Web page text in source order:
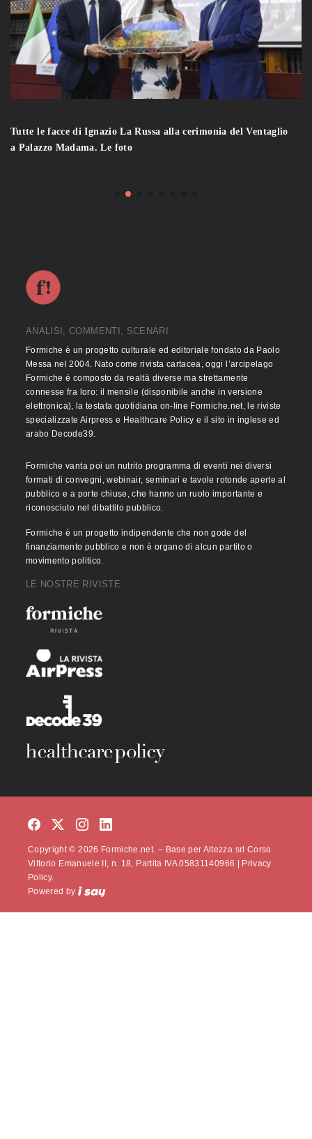
Tutte le facce di Ignazio La Russa alla cerimonia del Ventaglio
a Palazzo Madama. Le foto
ANALISI, COMMENTI, SCENARI
Formiche è un progetto culturale ed editoriale fondato da Paolo
Messa nel 2004. Nato come rivista cartacea, oggi l’arcipelago
Formiche è composto da realtà diverse ma strettamente
connesse fra loro: il mensile (disponibile anche in versione
elettronica), la testata quotidiana on-line Formiche.net, le riviste
specializzate Airpress e Healthcare Policy e il sito in inglese ed
arabo Decode39.
Formiche vanta poi un nutrito programma di eventi nei diversi
formati di convegni, webinair, seminari e tavole rotonde aperte al
pubblico e a porte chiuse, che hanno un ruolo importante e
riconosciuto nel dibattito pubblico.
Formiche è un progetto indipendente che non gode del
finanziamento pubblico e non è organo di alcun partito o
movimento politico.
LE NOSTRE RIVISTE
Copyright © 2026 Formiche.net. – Base per Altezza srl Corso
Vittorio Emanuele II, n. 18, Partita IVA 05831140966 |
Privacy
Policy.
Powered by